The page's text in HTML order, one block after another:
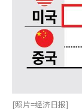
[照片=经济日报]